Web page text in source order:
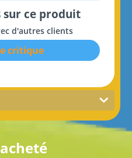
sur ce produit
d'autres clients
critique